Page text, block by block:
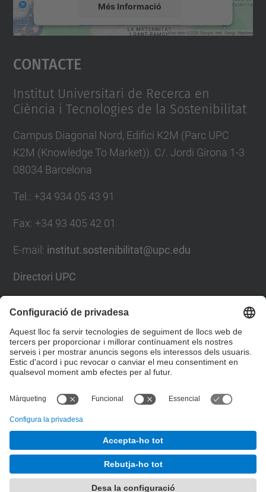
Més Informació
Accepta
powered by
Contacte
Institut Universitari de Recerca en
Ciència i Tecnologies de la Sostenibilitat
Campus Diagonal Nord, Edifici K2M (Parc UPC
K2M (Knowledge To Market)). C/. Jordi Girona 1-3
08034 Barcelona
Tel. : +34 934 05 43 91
Fax: +34 93 405 42 01
E-mail : institut.sostenibilitat@upc.edu
Directori UPC
Llista Xarxes Socials
© UPCInstitut universitari de recerca en Ciència i
Tecnologies de la Sostenibilitat. IS.UPC.
Desenvolupat amb